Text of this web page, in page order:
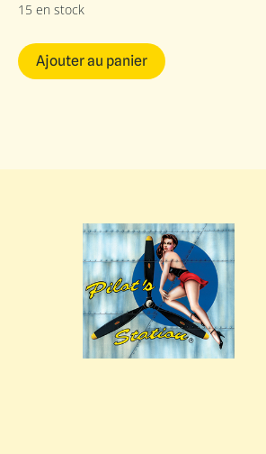
15 en stock
Ajouter au panier